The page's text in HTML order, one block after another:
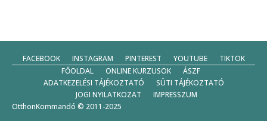
FACEBOOK INSTAGRAM PINTEREST YOUTUBE
TIKTOK
FŐOLDAL
ONLINE KURZUSOK
ÁSZF
ADATKEZELÉSI TÁJÉKOZTATÓ
SÜTI TÁJÉKOZTATÓ
JOGI NYILATKOZAT
IMPRESSZUM
OtthonKommandó © 2011-2025